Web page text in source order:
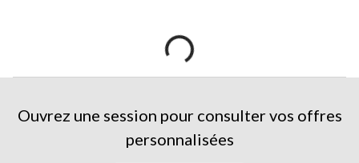
Ouvrez une session pour consulter vos offres
personnalisées